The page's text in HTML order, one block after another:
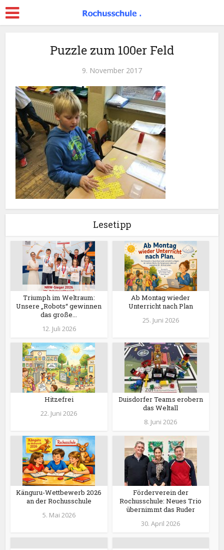
Puzzle zum 100er Feld
9. November 2017
Lesetipp
Triumph im Weltraum:
Unsere „Robots“ gewinnen
das große...
12. Juli 2026
Ab Montag wieder
Unterricht nach Plan
25. Juni 2026
Hitzefrei
22. Juni 2026
Duisdorfer Teams erobern
das Weltall
8. Juni 2026
Känguru-Wettbewerb 2026
an der Rochusschule
5. Mai 2026
Förderverein der
Rochusschule: Neues Trio
übernimmt das Ruder
30. April 2026